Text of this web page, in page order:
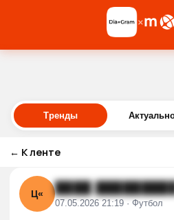
×
Тренды
← К ленте
Ц« ████
07.05.2026 21:19 · Футбол